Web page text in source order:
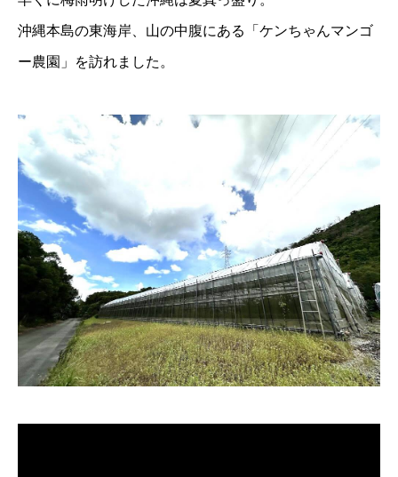
沖縄本島の東海岸、山の中腹にある「ケンちゃんマンゴ
ー農園」を訪れました。